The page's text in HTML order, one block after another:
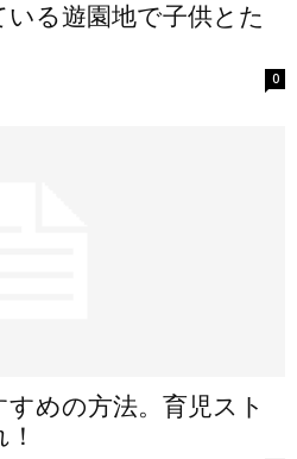
る遊園地で子供とた
0
めの方法。育児スト